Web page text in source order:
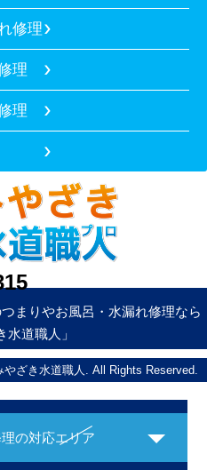
修理
理
理
まりやお風呂・水漏れ修理なら
水道職人」
ざき水道職人. All Rights Reserved.
の対応エリア